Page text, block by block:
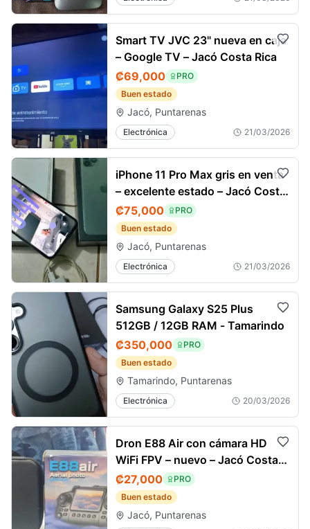
Smart TV JVC 23" nueva en caja
– Google TV – Jacó Costa Rica
₡69,000
PRO
Buen estado
Jacó, Puntarenas
Electrónica 21/03/2026
iPhone 11 Pro Max gris en venta
– excelente estado – Jacó Costa
Rica
₡75,000
PRO
Buen estado
Jacó, Puntarenas
Electrónica 21/03/2026
Samsung Galaxy S25 Plus
512GB / 12GB RAM - Tamarindo
₡350,000
PRO
Buen estado
Tamarindo, Puntarenas
Electrónica 20/03/2026
Dron E88 Air con cámara HD
WiFi FPV – nuevo – Jacó Costa
Rica
₡27,000
PRO
Buen estado
Jacó, Puntarenas